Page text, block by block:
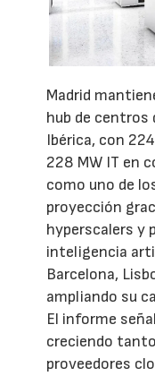
Madrid
hub de centros
Ibérica, con
228 MW IT en
como uno de
proyección
hyperscalers y
inteligencia
Barcelona,
ampliando su
El informe
creciendo
proveedores